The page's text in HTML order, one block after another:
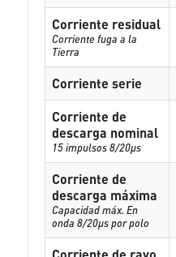
Corriente residual
Corriente fuga a la
Tierra
Corriente serie
Corriente de
descarga nominal
15 impulsos 8/20µs
Corriente de
descarga máxima
Capacidad máx. En
onda 8/20µs por polo